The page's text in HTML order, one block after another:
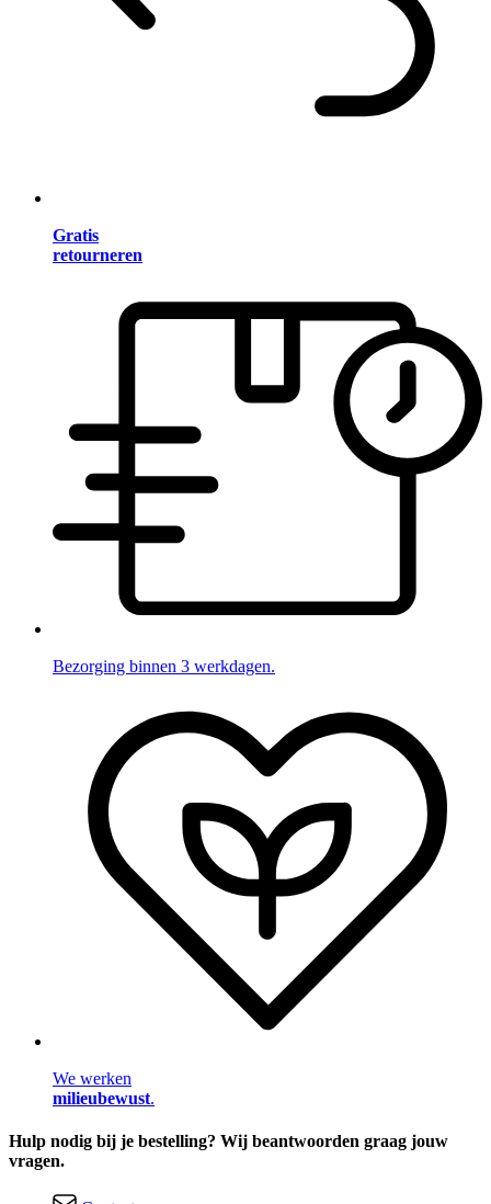
Gratis
retourneren
Bezorging binnen 3 werkdagen.
We werken
milieubewust.
Hulp nodig bij je bestelling? Wij beantwoorden graag jouw
vragen.